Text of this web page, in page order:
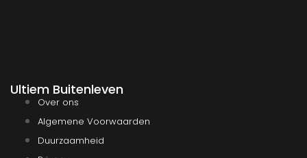
Ultiem Buitenleven
Over ons
Algemene Voorwaarden
Duurzaamheid